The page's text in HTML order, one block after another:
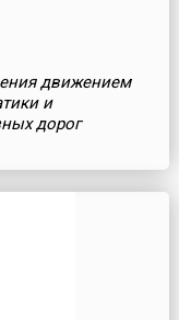
движением
и
дорог